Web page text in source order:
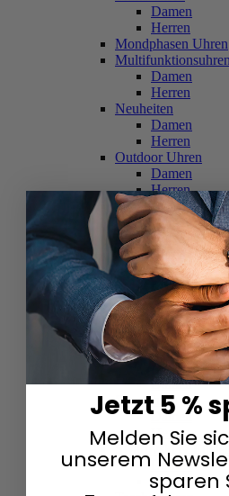
Damen
Herren
Mondphasen Uhren
Multifunktionsuhren
Damen
Herren
Neuheiten
Damen
Herren
Outdoor Uhren
Damen
Herren
Schweizer Uhren
Damen
Herren
Skelettuhren
Damen
Herren
Smartwatches
Damen
Herren
Solaruhren
Herren
Damen
Sportuhren
Damen
Herren
Swarovski &
Damen
Herren
Jetzt 5 %
Melden Sie
unserem
sparen